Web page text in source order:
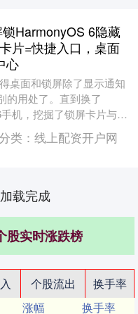
HarmonyOS 6隐藏
片=快捷入口，桌面
心
桌面和锁屏除了显示通知
的用处了。直到换了
机，挖掘了锁屏卡片与桌
才发现原来用好桌面和锁
类： 线上配资开户网
载完成
股实时涨跌榜
个股流出
换手率
涨幅
换手率